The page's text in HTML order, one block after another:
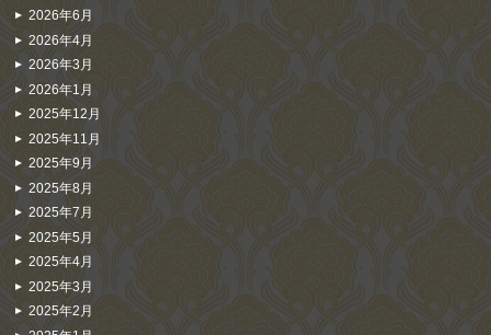
2026年6月
2026年4月
2026年3月
2026年1月
2025年12月
2025年11月
2025年9月
2025年8月
2025年7月
2025年5月
2025年4月
2025年3月
2025年2月